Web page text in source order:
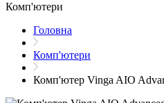
Комп'ютери
Головна
Комп'ютери
Комп'ютер Vinga AIO